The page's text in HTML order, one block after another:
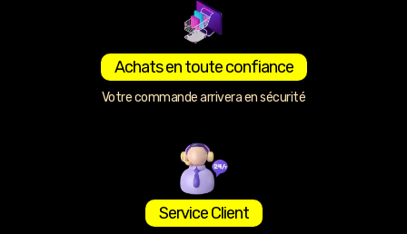
Achats en toute confiance
Votre commande arrivera en sécurité
Service Client